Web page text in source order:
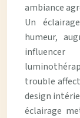
ambiance
Un
humeur,
trouble
design
éclairage